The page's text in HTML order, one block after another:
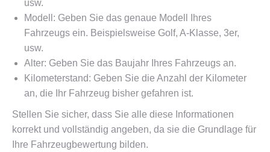
usw.
Modell: Geben Sie das genaue Modell Ihres
Fahrzeugs ein. Beispielsweise Golf, A-Klasse, 3er,
usw.
Alter: Geben Sie das Baujahr Ihres Fahrzeugs an.
Kilometerstand: Geben Sie die Anzahl der Kilometer
an, die Ihr Fahrzeug bisher gefahren ist.
Stellen Sie sicher, dass Sie alle diese Informationen
korrekt und vollständig angeben, da sie die Grundlage für
Ihre Fahrzeugbewertung bilden.